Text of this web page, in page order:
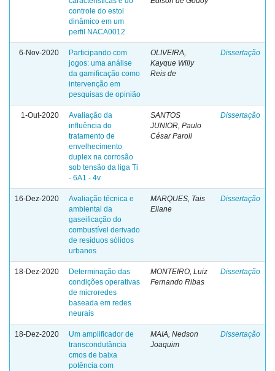
controle do estol
dinâmico em um
perfil NACA0012
6-Nov-2020
Participando com
jogos: uma análise
da gamificação como
intervenção em
pesquisas de opinião
OLIVEIRA,
Kayque Willy
Reis de
Dissertação
1-Out-2020
Avaliação da
influência do
tratamento de
envelhecimento
duplex na corrosão
sob tensão da liga Ti
- 6A1 - 4v
SANTOS
JUNIOR, Paulo
César Paroli
Dissertação
16-Dez-2020
Avaliação técnica e
ambiental da
gaseificação do
combustível derivado
de resíduos sólidos
urbanos
MARQUES, Tais
Eliane
Dissertação
18-Dez-2020
Determinação das
condições operativas
de microredes
baseada em redes
neurais
MONTEIRO, Luiz
Fernando Ribas
Dissertação
18-Dez-2020
Um amplificador de
transcondutância
cmos de baixa
potência com
MAIA, Nedson
Joaquim
Dissertação